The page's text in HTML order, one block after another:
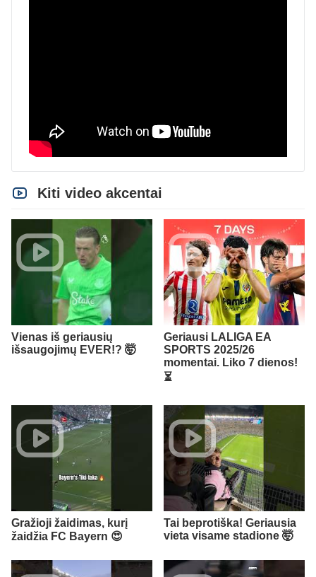
Kiti video akcentai
Vienas iš geriausių
išsaugojimų EVER!? 🤯
Geriausi LALIGA EA
SPORTS 2025/26
momentai. Liko 7 dienos!
⏳
Gražioji žaidimas, kurį
žaidžia FC Bayern 😍
Tai beprotiška! Geriausia
vieta visame stadione 🤯